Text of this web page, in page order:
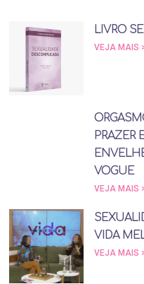
LIVRO
VEJA MAIS
PRAZER
VOGUE
VEJA MAIS
VIDA
VEJA MAIS